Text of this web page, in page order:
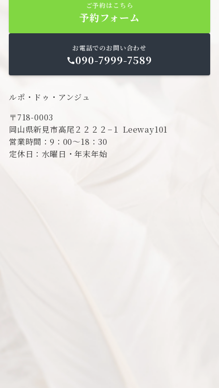
ご予約はこちら
予約フォーム
お電話でのお問い合わせ
090-7999-7589
ルポ・ドゥ・アンジュ
〒718-0003
岡山県新見市高尾２２２２−１ Leeway101
営業時間：9：00～18：30
定休日：水曜日・年末年始